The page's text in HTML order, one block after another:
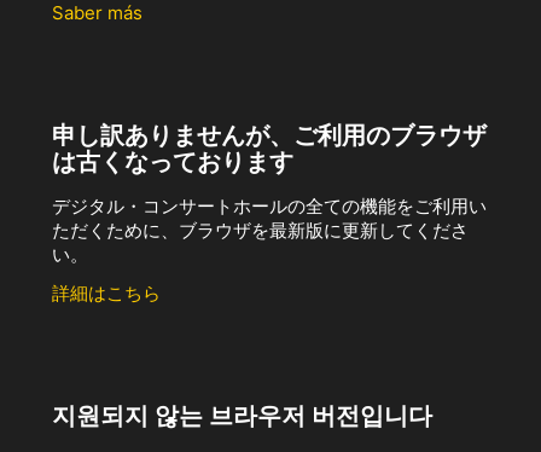
Saber más
申し訳ありませんが、ご利用のブラウザ
は古くなっております
デジタル・コンサートホールの全ての機能をご利用い
ただくために、ブラウザを最新版に更新してくださ
い。
詳細はこちら
지원되지 않는 브라우저 버전입니다